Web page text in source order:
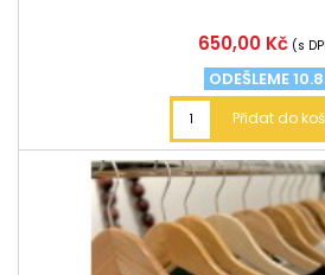
Cena
650,00 Kč (s
ODEŠLEME
Přidat do